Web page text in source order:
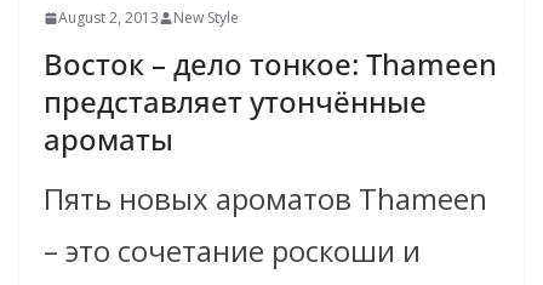
August 2, 2013 New Style
Восток – дело тонкое: Thameen
представляет утончённые
ароматы
Пять новых ароматов Thameen
– это сочетание роскоши и